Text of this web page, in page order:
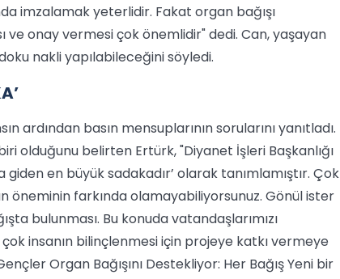
imzalamak yeterlidir. Fakat organ bağışı
onay vermesi çok önemlidir" dedi. Can, yaşayan
nakli yapılabileceğini söyledi.
ardından basın mensuplarının sorularını yanıtladı.
olduğunu belirten Ertürk, "Diyanet İşleri Başkanlığı
giden en büyük sadakadır’ olarak tanımlamıştır. Çok
öneminin farkında olamayabiliyorsunuz. Gönül ister
bulunması. Bu konuda vatandaşlarımızı
insanın bilinçlenmesi için projeye katkı vermeye
Organ Bağışını Destekliyor: Her Bağış Yeni bir